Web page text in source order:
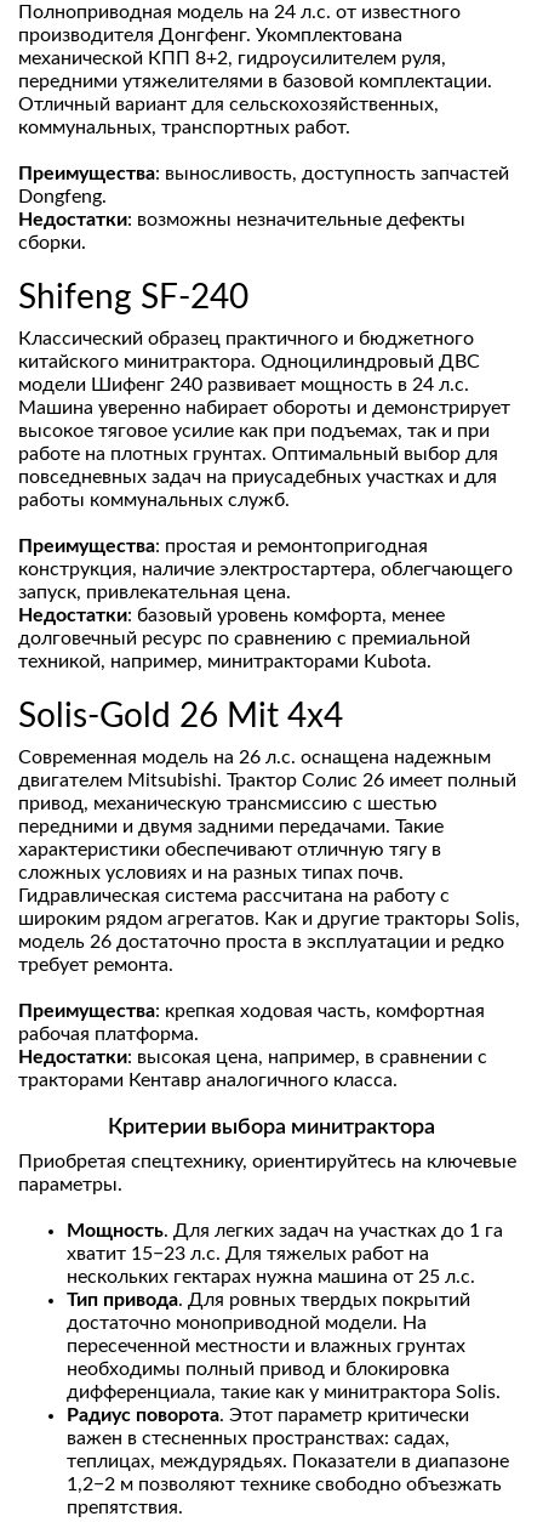
Полноприводная модель на 24 л.с. от известного
производителя Донгфенг. Укомплектована
механической КПП 8+2, гидроусилителем руля,
передними утяжелителями в базовой комплектации.
Отличный вариант для сельскохозяйственных,
коммунальных, транспортных работ.
Преимущества: выносливость, доступность запчастей
Dongfeng.
Недостатки: возможны незначительные дефекты
сборки.
Shifeng SF-240
Классический образец практичного и бюджетного
китайского минитрактора. Одноцилиндровый ДВС
модели Шифенг 240 развивает мощность в 24 л.с.
Машина уверенно набирает обороты и демонстрирует
высокое тяговое усилие как при подъемах, так и при
работе на плотных грунтах. Оптимальный выбор для
повседневных задач на приусадебных участках и для
работы коммунальных служб.
Преимущества: простая и ремонтопригодная
конструкция, наличие электростартера, облегчающего
запуск, привлекательная цена.
Недостатки: базовый уровень комфорта, менее
долговечный ресурс по сравнению с премиальной
техникой, например, минитракторами Kubota.
Solis-Gold 26 Mit 4x4
Современная модель на 26 л.с. оснащена надежным
двигателем Mitsubishi. Трактор Солис 26 имеет полный
привод, механическую трансмиссию с шестью
передними и двумя задними передачами. Такие
характеристики обеспечивают отличную тягу в
сложных условиях и на разных типах почв.
Гидравлическая система рассчитана на работу с
широким рядом агрегатов. Как и другие тракторы Solis,
модель 26 достаточно проста в эксплуатации и редко
требует ремонта.
Преимущества: крепкая ходовая часть, комфортная
рабочая платформа.
Недостатки: высокая цена, например, в сравнении с
тракторами Кентавр аналогичного класса.
Критерии выбора минитрактора
Приобретая спецтехнику, ориентируйтесь на ключевые
параметры.
Мощность. Для легких задач на участках до 1 га
хватит 15−23 л.с. Для тяжелых работ на
нескольких гектарах нужна машина от 25 л.с.
Тип привода. Для ровных твердых покрытий
достаточно моноприводной модели. На
пересеченной местности и влажных грунтах
необходимы полный привод и блокировка
дифференциала, такие как у минитрактора Solis.
Радиус поворота. Этот параметр критически
важен в стесненных пространствах: садах,
теплицах, междурядьях. Показатели в диапазоне
1,2−2 м позволяют технике свободно объезжать
препятствия.